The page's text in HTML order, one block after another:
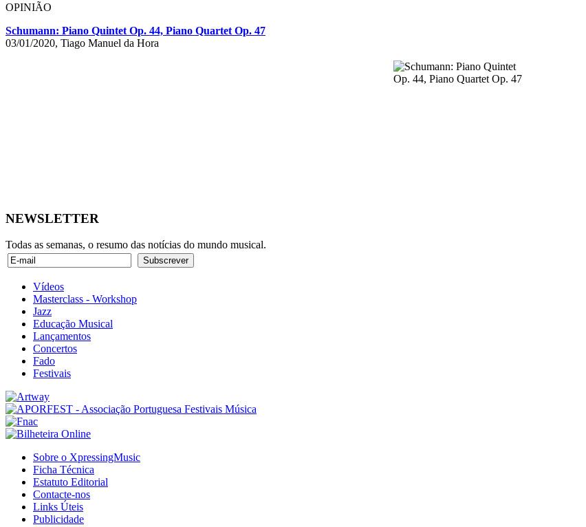
OPINIÃO
Schumann: Piano Quintet Op. 44, Piano Quartet Op. 47
03/01/2020, Tiago Manuel da Hora
NEWSLETTER
Todas as semanas, o resumo das notícias do mundo musical.
Vídeos
Masterclass - Workshop
Jazz
Educação Musical
Lançamentos
Concertos
Fado
Festivais
Sobre o XpressingMusic
Ficha Técnica
Estatuto Editorial
Contacte-nos
Links Úteis
Publicidade